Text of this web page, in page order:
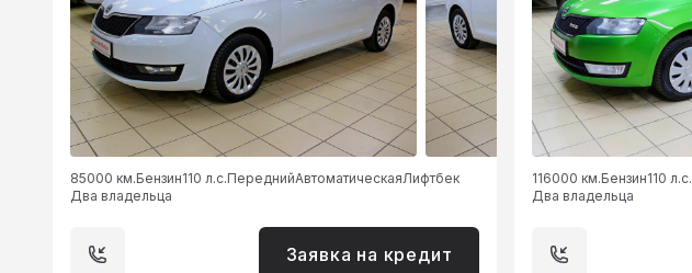
85000 км.Бензин110 л.с.ПереднийАвтоматическаяЛифтбек
Два владельца
Заявка на кредит
116000 км.Бензин110 л.с.
Два владельца